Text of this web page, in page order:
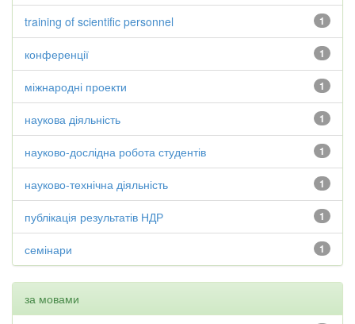
1
training of scientific personnel
1
конференції
1
міжнародні проекти
1
наукова діяльність
1
науково-дослідна робота студентів
1
науково-технічна діяльність
1
публікація результатів НДР
1
семінари
за мовами